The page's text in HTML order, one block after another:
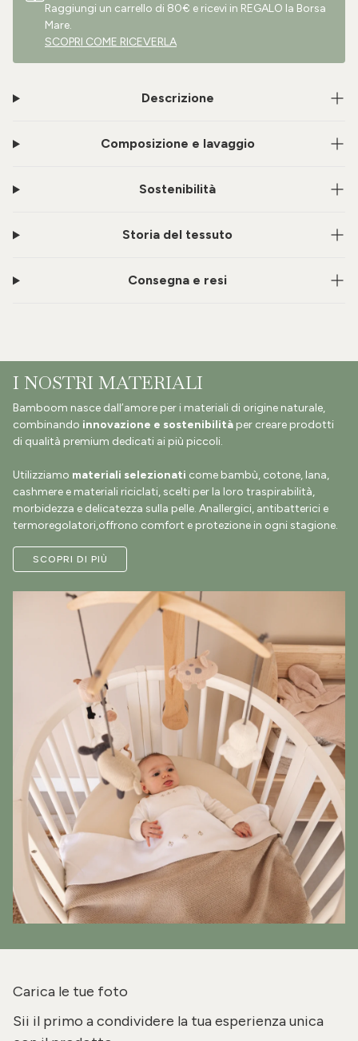
Raggiungi un carrello di 80€ e ricevi in REGALO la Borsa
Mare.
SCOPRI COME RICEVERLA
Descrizione
Composizione e lavaggio
Sostenibilità
Storia del tessuto
Consegna e resi
I NOSTRI MATERIALI
Bamboom nasce dall’amore per i materiali di origine naturale,
combinando innovazione e sostenibilità per creare prodotti
di qualità premium dedicati ai più piccoli.
Utilizziamo materiali selezionati come bambù, cotone, lana,
cashmere e materiali riciclati, scelti per la loro traspirabilità,
morbidezza e delicatezza sulla pelle. Anallergici, antibatterici e
termoregolatori,offrono comfort e protezione in ogni stagione.
SCOPRI DI PIÙ
Carica le tue foto
Sii il primo a condividere la tua esperienza unica